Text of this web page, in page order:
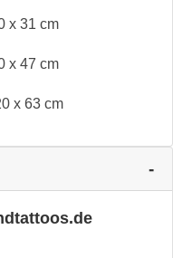
x 31 cm
x 47 cm
x 63 cm